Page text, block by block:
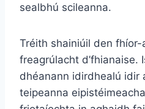
sealbhú scileanna.
Tréith shainiúil den fhíor-
freagrúlacht d’fhianaise.
dhéanann idirdhealú idir
teipeanna